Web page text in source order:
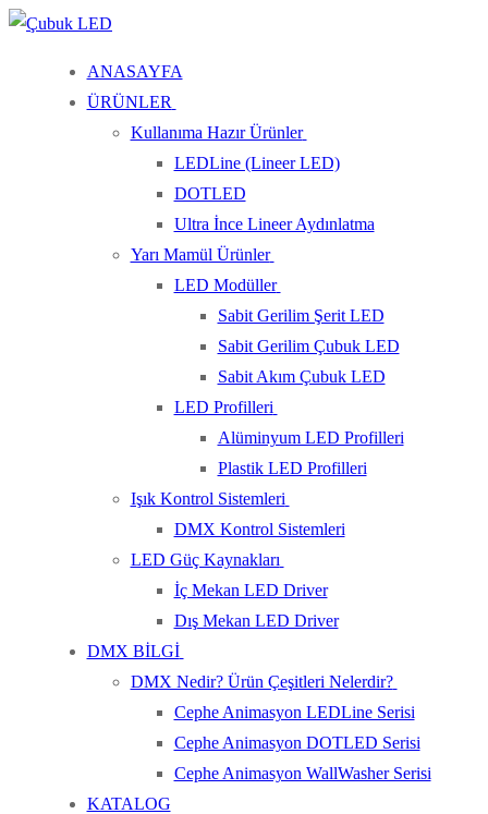
İçeriğe
Menü
Kapat
ANASAYFA
ÜRÜNLER
Kullanıma Hazır Ürünler
LEDLine (Lineer LED)
DOTLED
Ultra İnce Lineer Aydınlatma
Yarı Mamül Ürünler
LED Modüller
Sabit Gerilim Şerit LED
Sabit Gerilim Çubuk LED
Sabit Akım Çubuk LED
LED Profilleri
Alüminyum LED Profilleri
Plastik LED Profilleri
Işık Kontrol Sistemleri
DMX Kontrol Sistemleri
LED Güç Kaynakları
İç Mekan LED Driver
Dış Mekan LED Driver
DMX BİLGİ
DMX Nedir? Ürün Çeşitleri Nelerdir?
Cephe Animasyon LEDLine Serisi
Cephe Animasyon DOTLED Serisi
Cephe Animasyon WallWasher Serisi
KATALOG